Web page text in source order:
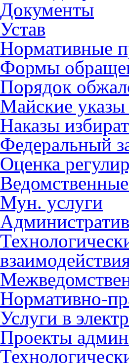
Документы
Устав
Нормативные
Формы
Порядок
Майские
Наказы
Федеральный
Оценка
Мун. услуги
Нормативно-
Услуги в
Проекты